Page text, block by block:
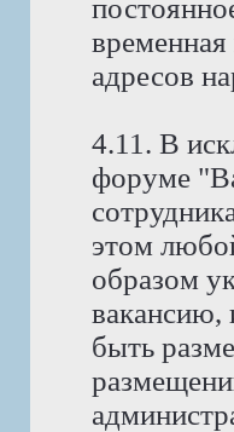
временная
адресов
4.11. В
форуме
этом
образом
вакансию,
быть